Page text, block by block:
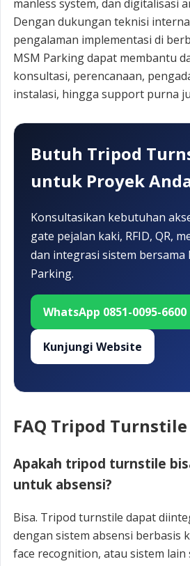
manless system, dan digitalisasi
Dengan dukungan teknisi
pengalaman implementasi di
MSM Parking dapat membantu
konsultasi, perencanaan,
instalasi, hingga support purna
Butuh Tripod
untuk Proyek
Konsultasikan kebutuhan
gate pejalan kaki, RFID, QR,
dan integrasi sistem bersama
Parking.
WhatsApp 0851-0095-6600
Kunjungi Website
FAQ Tripod Turnstile
Apakah tripod turnstile
untuk absensi?
Bisa. Tripod turnstile dapat
dengan sistem absensi berbasis
face recognition, atau sistem lain